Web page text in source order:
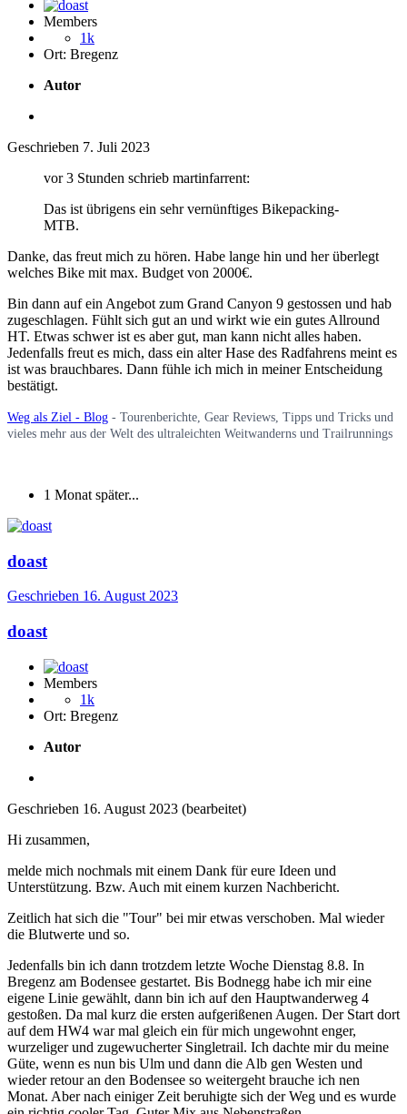
Members
1k
Ort: Bregenz
Autor
Geschrieben 7. Juli 2023
vor 3 Stunden schrieb martinfarrent:
Das ist übrigens ein sehr vernünftiges Bikepacking-
MTB.
Danke, das freut mich zu hören. Habe lange hin und her überlegt
welches Bike mit max. Budget von 2000€.
Bin dann auf ein Angebot zum Grand Canyon 9 gestossen und hab
zugeschlagen. Fühlt sich gut an und wirkt wie ein gutes Allround
HT. Etwas schwer ist es aber gut, man kann nicht alles haben.
Jedenfalls freut es mich, dass ein alter Hase des Radfahrens meint es
ist was brauchbares. Dann fühle ich mich in meiner Entscheidung
bestätigt.
Weg als Ziel - Blog - Tourenberichte, Gear Reviews, Tipps und Tricks und
vieles mehr aus der Welt des ultraleichten Weitwanderns und Trailrunnings
1 Monat später...
doast
Geschrieben 16. August 2023
doast
Members
1k
Ort: Bregenz
Autor
Geschrieben 16. August 2023 (bearbeitet)
Hi zusammen,
melde mich nochmals mit einem Dank für eure Ideen und
Unterstützung. Bzw. Auch mit einem kurzen Nachbericht.
Zeitlich hat sich die "Tour" bei mir etwas verschoben. Mal wieder
die Blutwerte und so.
Jedenfalls bin ich dann trotzdem letzte Woche Dienstag 8.8. In
Bregenz am Bodensee gestartet. Bis Bodnegg habe ich mir eine
eigene Linie gewählt, dann bin ich auf den Hauptwanderweg 4
gestoßen. Da mal kurz die ersten aufgerißenen Augen. Der Start dort
auf dem HW4 war mal gleich ein für mich ungewohnt enger,
wurzeliger und zugewucherter Singletrail. Ich dachte mir du meine
Güte, wenn es nun bis Ulm und dann die Alb gen Westen und
wieder retour an den Bodensee so weitergeht brauche ich nen
Monat. Aber nach einiger Zeit beruhigte sich der Weg und es wurde